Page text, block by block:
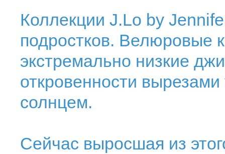
Коллекции J.Lo by
подростков. Велюровые
экстремально низкие
откровенности
солнцем.
Сейчас выросшая из